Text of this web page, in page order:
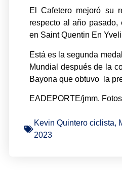
El Cafetero mejoró su
respecto al año
en Saint Quentin En
Está es la segunda
Mundial después de la
Bayona que obtuvo la
EADEPORTE/jmm.
Kevin Quintero ciclista,
2023